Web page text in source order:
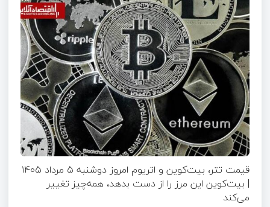
قیمت تتر، بیت‌کوین و اتریوم امروز دوشنبه ۵ مرداد ۱۴۰۵
| بیت‌کوین این مرز را از دست بدهد، همه‌چیز تغییر
می‌کند